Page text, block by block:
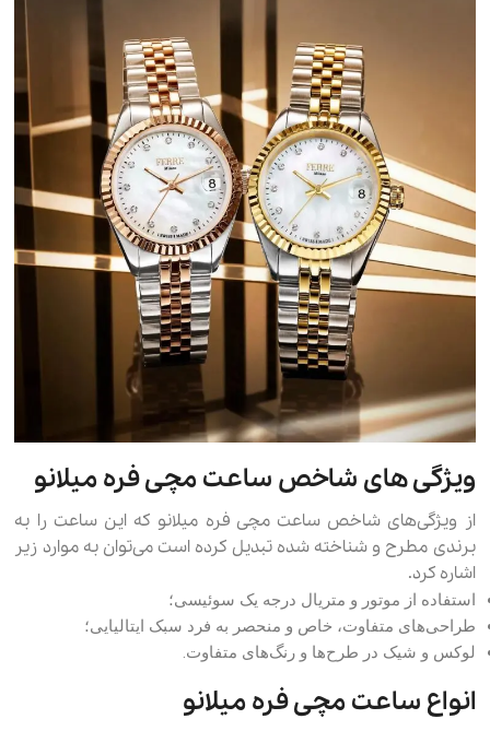
ویژگی‌ های شاخص ساعت مچی فره میلانو
از ویژگی‌های شاخص ساعت مچی فره میلانو که این ساعت را به
برندی مطرح و شناخته شده تبدیل کرده است می‌توان به موارد زیر
اشاره کرد.
استفاده از موتور و متریال درجه یک سوئیسی؛
طراحی‌های متفاوت، خاص و منحصر به فرد سبک ایتالیایی؛
لوکس و شیک در طرح‌ها و رنگ‌های متفاوت.
انواع ساعت‌ مچی فره میلانو